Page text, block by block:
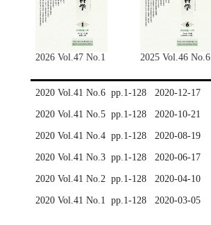
2026 Vol.47 No.1 2025 Vol.46 No.6
2020 Vol.41 No.6 pp.1-128 2020-12-17
2020 Vol.41 No.5 pp.1-128 2020-10-21
2020 Vol.41 No.4 pp.1-128 2020-08-19
2020 Vol.41 No.3 pp.1-128 2020-06-17
2020 Vol.41 No.2 pp.1-128 2020-04-10
2020 Vol.41 No.1 pp.1-128 2020-03-05